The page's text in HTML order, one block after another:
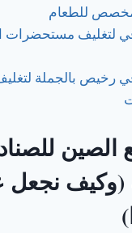
للطعام
لتغليف مستحضرات
رخيص بالجملة
الصين
نجعل